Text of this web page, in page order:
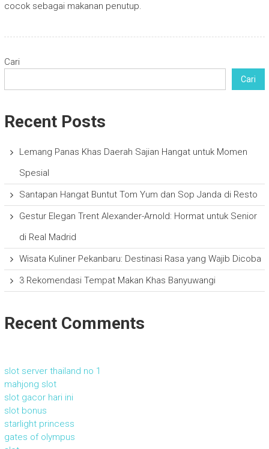
cocok sebagai makanan penutup.
Cari
Cari
Recent Posts
Lemang Panas Khas Daerah Sajian Hangat untuk Momen
Spesial
Santapan Hangat Buntut Tom Yum dan Sop Janda di Resto
Gestur Elegan Trent Alexander-Arnold: Hormat untuk Senior
di Real Madrid
Wisata Kuliner Pekanbaru: Destinasi Rasa yang Wajib Dicoba
3 Rekomendasi Tempat Makan Khas Banyuwangi
Recent Comments
slot server thailand no 1
mahjong slot
slot gacor hari ini
slot bonus
starlight princess
gates of olympus